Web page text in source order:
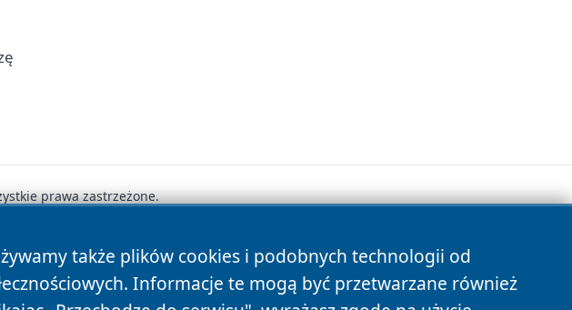
także plików cookies i podobnych technologii od
Informacje te mogą być przetwarzane również
prawa zastrzeżone.
Polityka Cookies